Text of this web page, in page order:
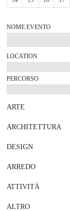
NOME EVENTO
LOCATION
PERCORSO
ARTE
ARCHITETTURA
DESIGN
ARREDO
ATTIVITÀ
ALTRO